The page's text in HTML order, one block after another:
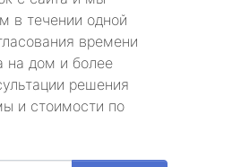
в течении одной
времени
на дом и более
решения
и стоимости по